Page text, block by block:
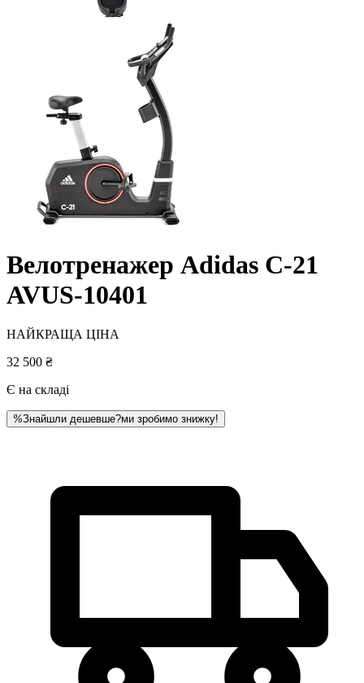
Велотренажер Adidas C-21
AVUS-10401
НАЙКРАЩА ЦІНА
32 500 ₴
Є на складі
%Знайшли дешевше?ми зробимо знижку!